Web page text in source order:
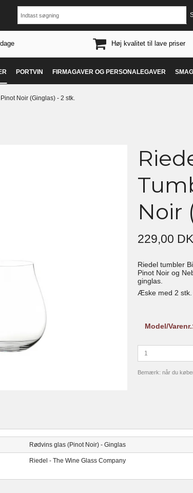
Høj kvalitet til lave priser
PORTVIN FIRMAGAVER OG PERSONALEGAVER
Noir (Ginglas) - 2 stk.
Noir
229,00
Riedel tumbler
Pinot Noir og
ginglas.
Æske med 2 stk.
Model/
Bemærk: når du
Rødvins glas (Pinot Noir) - Ginglas
Riedel - The Wine Glass Company